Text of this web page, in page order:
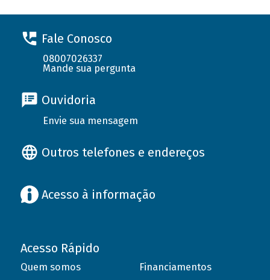
Fale Conosco
08007026337
Mande sua pergunta
Ouvidoria
Envie sua mensagem
Outros telefones e endereços
Acesso à informação
Acesso Rápido
Quem somos
Financiamentos